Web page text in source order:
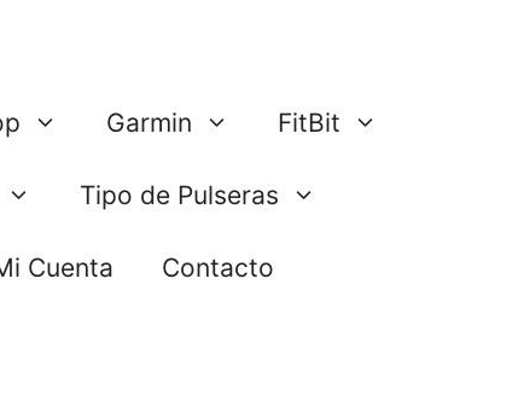
Garmin FitBit
Tipo de Pulseras
Cuenta Contacto